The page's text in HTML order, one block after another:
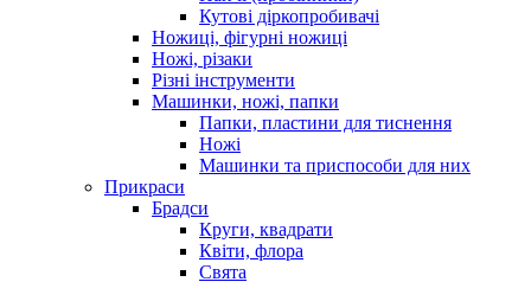
Кутові діркопробивачі
Ножиці, фігурні ножиці
Ножі, різаки
Різні інструменти
Машинки, ножі, папки
Папки, пластини для тиснення
Ножі
Машинки та приспособи для них
Прикраси
Брадси
Круги, квадрати
Квіти, флора
Свята